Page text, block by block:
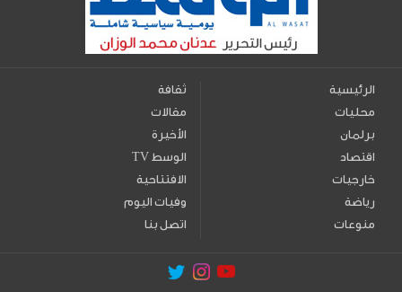
الرئيسية
محليات
برلمان
اقتصاد
خارجيات
رياضة
منوعات
ثقافة
مقالات
الأخيرة
TV الوسط
الافتتاحية
وفيات اليوم
اتصل بنا